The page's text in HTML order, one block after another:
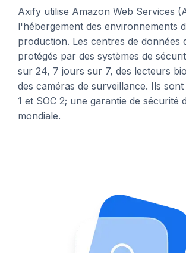
Axify utilise Amazon Web Services
l'hébergement des environnements
production. Les centres de données
protégés par des systèmes de
sur 24, 7 jours sur 7, des lecteurs
des caméras de surveillance. Ils
1 et SOC 2; une garantie de sécurité
mondiale.